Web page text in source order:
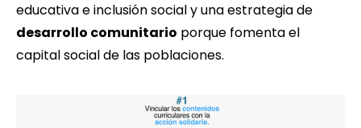
educativa e inclusión social y una estrategia de
desarrollo comunitario porque fomenta el
capital social de las poblaciones.